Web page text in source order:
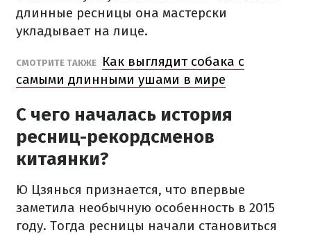
длинные ресницы она мастерски
укладывает на лице.
СМОТРИТЕ ТАКЖЕ
Как выглядит собака с
самыми длинными ушами в мире
С чего началась история
ресниц-рекордсменов
китаянки?
Ю Цзянься признается, что впервые
заметила необычную особенность в 2015
году. Тогда ресницы начали становиться